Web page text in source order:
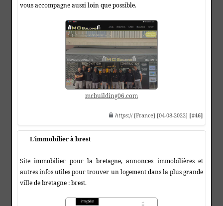
vous accompagne aussi loin que possible.
mcbuilding06.com
https:// [France] [04-08-2022] [#46]
L'immobilier à brest
Site immobilier pour la bretagne, annonces immobilières et
autres infos utiles pour trouver un logement dans la plus grande
ville de bretagne : brest.